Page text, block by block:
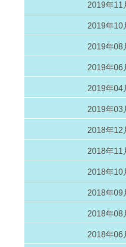
2019年11
2019年10
2019年08
2019年06
2019年04
2019年03
2018年12
2018年11
2018年10
2018年09
2018年08
2018年06